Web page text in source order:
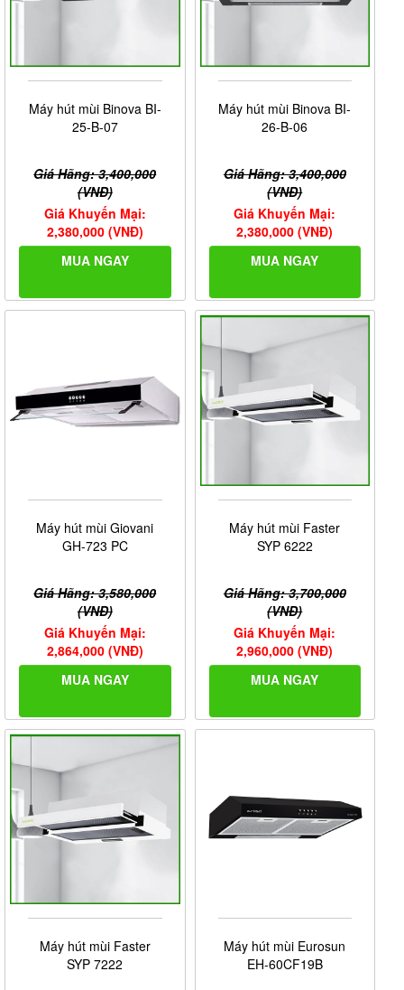
Máy hút mùi Binova BI-
25-B-07
Giá Hãng: 3,400,000
(VNĐ)
Giá Khuyến Mại:
2,380,000 (VNĐ)
MUA NGAY
Máy hút mùi Binova BI-
26-B-06
Giá Hãng: 3,400,000
(VNĐ)
Giá Khuyến Mại:
2,380,000 (VNĐ)
MUA NGAY
Máy hút mùi Giovani
GH-723 PC
Giá Hãng: 3,580,000
(VNĐ)
Giá Khuyến Mại:
2,864,000 (VNĐ)
MUA NGAY
Máy hút mùi Faster
SYP 6222
Giá Hãng: 3,700,000
(VNĐ)
Giá Khuyến Mại:
2,960,000 (VNĐ)
MUA NGAY
Máy hút mùi Faster
SYP 7222
Máy hút mùi Eurosun
EH-60CF19B